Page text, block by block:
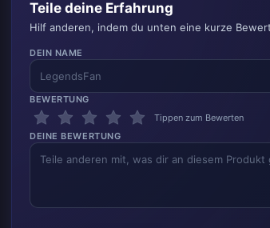
Teile deine Erfahrung
Hilf anderen, indem du unten eine kurze
DEIN NAME
BEWERTUNG
Tippen zum Bewerten
DEINE BEWERTUNG